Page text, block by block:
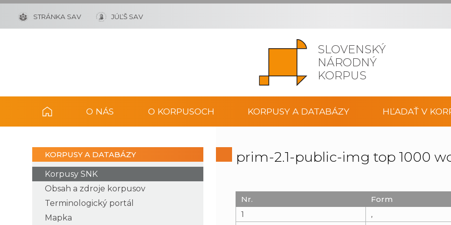
SLOVENSKÝ
NÁRODNÝ
KORPUS
STRÁNKA SAV JÚĽŠ SAV
O NÁS O KORPUSOCH KORPUSY A DATABÁZY HĽADAŤ V
KORPUSY A DATABÁZY
Korpusy SNK
Obsah a zdroje korpusov
Terminologický portál
Mapka
prim-2.1-public-img top 1000
Nr. Form
1
,